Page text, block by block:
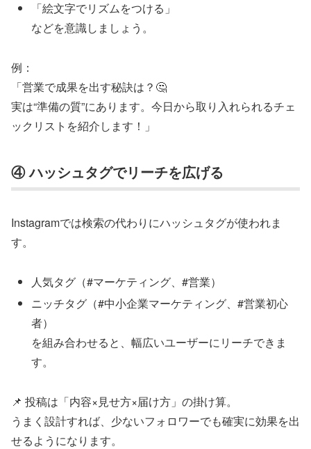
「絵文字でリズムをつける」
などを意識しましょう。
例：
「営業で成果を出す秘訣は？🤔
実は“準備の質”にあります。今日から取り入れられるチェ
ックリストを紹介します！」
④ ハッシュタグでリーチを広げる
Instagramでは検索の代わりにハッシュタグが使われま
す。
人気タグ（#マーケティング、#営業）
ニッチタグ（#中小企業マーケティング、#営業初心
者）
を組み合わせると、幅広いユーザーにリーチできま
す。
📌 投稿は「内容×見せ方×届け方」の掛け算。
うまく設計すれば、少ないフォロワーでも確実に効果を出
せるようになります。